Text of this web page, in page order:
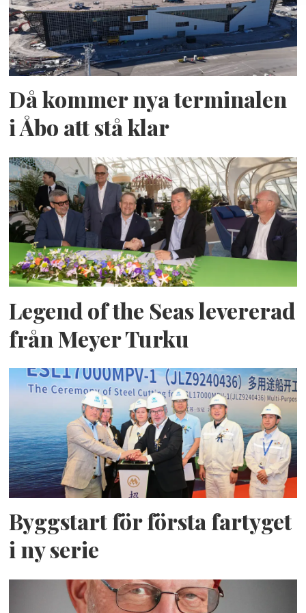
Då kommer nya terminalen
i Åbo att stå klar
Legend of the Seas levererad
från Meyer Turku
Byggstart för första fartyget
i ny serie